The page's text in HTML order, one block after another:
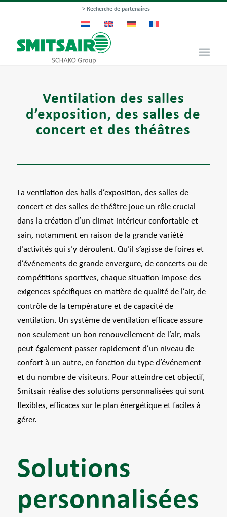
> Recherche de partenaires
Ventilation des salles
d’exposition, des salles de
concert et des théâtres
La ventilation des halls d’exposition, des salles de
concert et des salles de théâtre joue un rôle crucial
dans la création d’un climat intérieur confortable et
sain, notamment en raison de la grande variété
d’activités qui s’y déroulent. Qu’il s’agisse de foires et
d’événements de grande envergure, de concerts ou de
compétitions sportives, chaque situation impose des
exigences spécifiques en matière de qualité de l’air, de
contrôle de la température et de capacité de
ventilation. Un système de ventilation efficace assure
non seulement un bon renouvellement de l’air, mais
peut également passer rapidement d’un niveau de
confort à un autre, en fonction du type d’événement
et du nombre de visiteurs. Pour atteindre cet objectif,
Smitsair réalise des solutions personnalisées qui sont
flexibles, efficaces sur le plan énergétique et faciles à
gérer.
Solutions
personnalisées